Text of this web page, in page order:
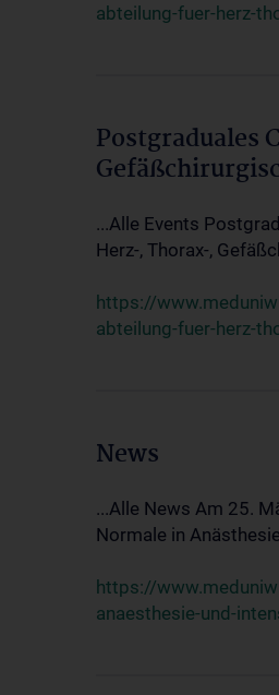
abteilung-fuer-herz-
...Alle Events
Herz-, Thorax-,
https://
abteilung-fuer-herz-
News
...Alle News Am 25.
Normale in
https://
anaesthesie-und-